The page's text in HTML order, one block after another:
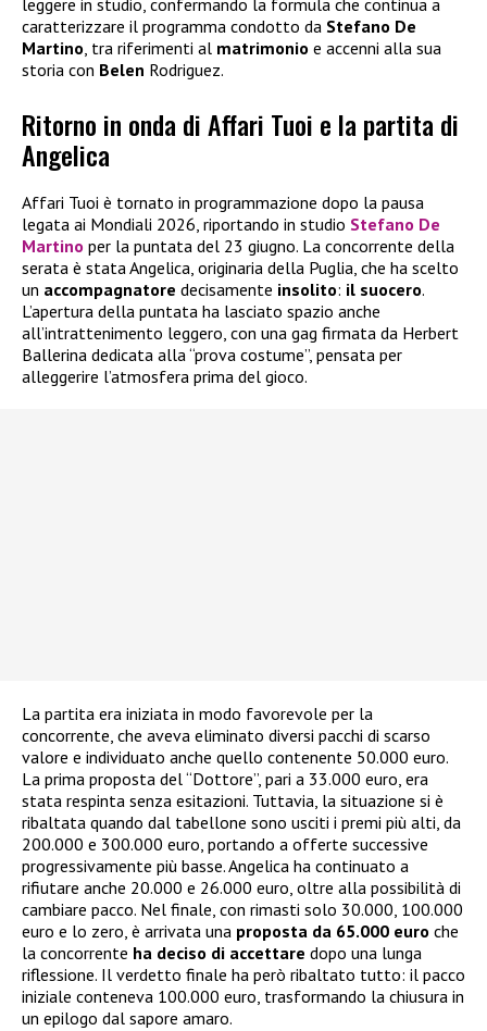
caratterizzare il programma condotto da Stefano De
Martino , tra riferimenti al matrimonio e accenni alla sua
storia con Belen Rodriguez.
Ritorno in onda di Affari Tuoi e la partita di
Angelica
Affari Tuoi è tornato in programmazione dopo la pausa
legata ai Mondiali 2026, riportando in studio Stefano De
Martino per la puntata del 23 giugno. La concorrente della
serata è stata Angelica, originaria della Puglia, che ha scelto
un accompagnatore decisamente insolito: il suocero.
L’apertura della puntata ha lasciato spazio anche
all’intrattenimento leggero, con una gag firmata da Herbert
Ballerina dedicata alla “prova costume”, pensata per
alleggerire l’atmosfera prima del gioco.
La partita era iniziata in modo favorevole per la
concorrente, che aveva eliminato diversi pacchi di scarso
valore e individuato anche quello contenente 50.000 euro.
La prima proposta del “Dottore”, pari a 33.000 euro, era
stata respinta senza esitazioni. Tuttavia, la situazione si è
ribaltata quando dal tabellone sono usciti i premi più alti, da
200.000 e 300.000 euro, portando a offerte successive
progressivamente più basse. Angelica ha continuato a
rifiutare anche 20.000 e 26.000 euro, oltre alla possibilità di
cambiare pacco. Nel finale, con rimasti solo 30.000, 100.000
euro e lo zero, è arrivata una proposta da 65.000 euro che
la concorrente ha deciso di accettare dopo una lunga
riflessione. Il verdetto finale ha però ribaltato tutto: il pacco
iniziale conteneva 100.000 euro, trasformando la chiusura in
un epilogo dal sapore amaro.